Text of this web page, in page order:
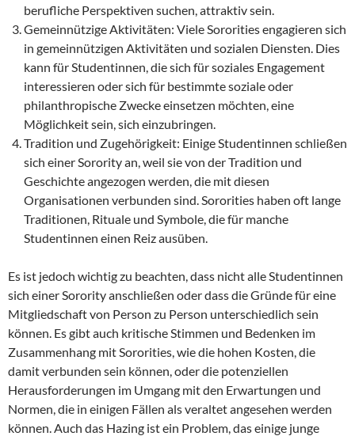
berufliche Perspektiven suchen, attraktiv sein.
Gemeinnützige Aktivitäten: Viele Sororities engagieren sich
in gemeinnützigen Aktivitäten und sozialen Diensten. Dies
kann für Studentinnen, die sich für soziales Engagement
interessieren oder sich für bestimmte soziale oder
philanthropische Zwecke einsetzen möchten, eine
Möglichkeit sein, sich einzubringen.
Tradition und Zugehörigkeit: Einige Studentinnen schließen
sich einer Sorority an, weil sie von der Tradition und
Geschichte angezogen werden, die mit diesen
Organisationen verbunden sind. Sororities haben oft lange
Traditionen, Rituale und Symbole, die für manche
Studentinnen einen Reiz ausüben.
Es ist jedoch wichtig zu beachten, dass nicht alle Studentinnen
sich einer Sorority anschließen oder dass die Gründe für eine
Mitgliedschaft von Person zu Person unterschiedlich sein
können. Es gibt auch kritische Stimmen und Bedenken im
Zusammenhang mit Sororities, wie die hohen Kosten, die
damit verbunden sein können, oder die potenziellen
Herausforderungen im Umgang mit den Erwartungen und
Normen, die in einigen Fällen als veraltet angesehen werden
können. Auch das Hazing ist ein Problem, das einige junge